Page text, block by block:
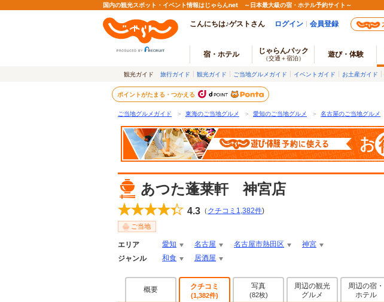
国内の観光スポット・イベント情報はじゃらんnet ～日本最大級の宿・ホテル予約サイト～
こんにちは♪ゲストさん ログイン 会員登録
宿・ホテル じゃらんパック
（交通＋宿泊） 遊び・体験
観光ガイド 旅行ガイド 観光ガイド ご当地グルメガイド イベントガイド お土産ガイド
ポイントがたまる・つかえる
ご当地グルメガイド ＞ 東海のご当地グルメ ＞ 愛知のご当地グルメ ＞ 名古屋のご当地グルメ
あつた蓬莱軒 神宮店
4.3 （ クチコミ 1,382件)
ご当地
エリア 愛知 名古屋 名古屋市熱田区
神宮
ジャンル
和食 居酒屋
概要 クチコミ
(1,382件)
写真
(82枚)
周辺の観光
グルメ
周辺の宿・
ホテル